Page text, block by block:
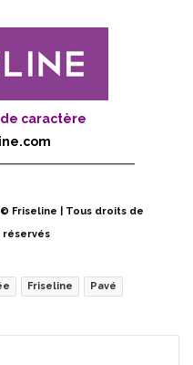
caractère
Friseline | Tous droits de
Friseline Pavé